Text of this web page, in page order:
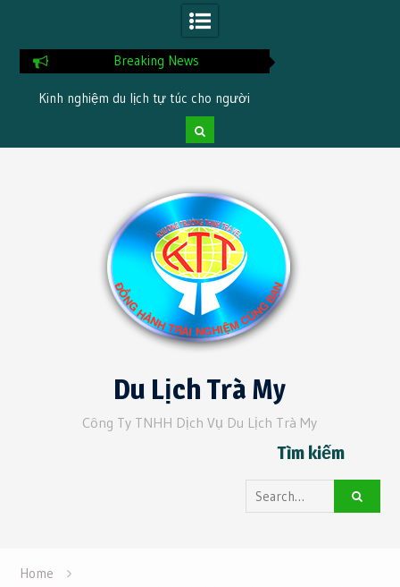
Breaking News
Kinh nghiệm du lịch tự túc cho người
Du Lịch Trà My
Công Ty TNHH Dịch Vụ Du Lịch Trà My
Tìm kiếm
Search
for:
Home